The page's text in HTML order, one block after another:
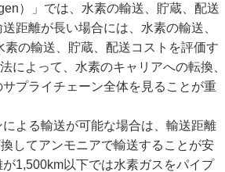
）」では、水素の輸送、貯蔵、配送
距離が長い場合には、水素の輸送、
の輸送、貯蔵、配送コストを評価す
によって、水素のキャリアへの転換、
プライチェーン全体を見ることが重
よる輸送が可能な場合は、輸送距離
してアンモニアで輸送することが安
1,500km以下では水素ガスをパイプ